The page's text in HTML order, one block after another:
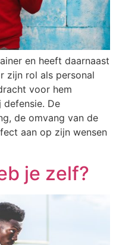
en heeft daarnaast
zijn rol als personal
voor hem
De
de omvang van de
aan op zijn wensen
je zelf?